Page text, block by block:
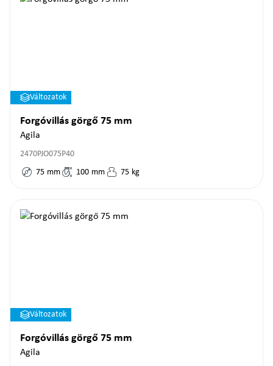
Változatok
Forgóvillás görgő 75 mm
Agila
2470PJO075P40
75 mm 100 mm 75 kg
Változatok
Forgóvillás görgő 75 mm
Agila